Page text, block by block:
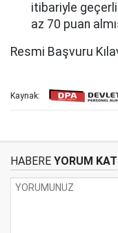
itibariyle geçerli
az 70 puan
Resmi Başvuru
Kaynak:
HABERE YORUM KAT